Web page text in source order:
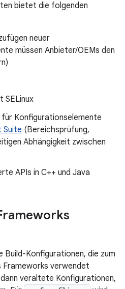
bietet die folgenden
neuer
müssen Anbieter/OEMs den
SELinux
Konfigurationselemente
Suite (Bereichsprüfung,
Abhängigkeit zwischen
APIs in C++ und Java
Build-Konfigurationen, die zum
Frameworks verwendet
veraltete Konfigurationen,